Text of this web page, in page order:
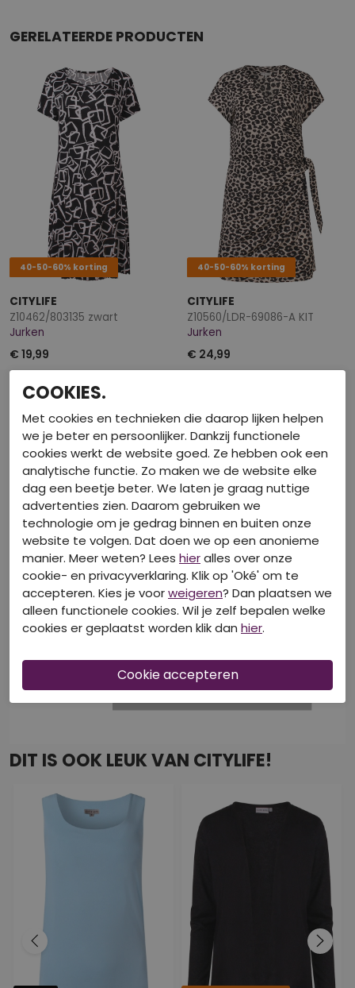
GERELATEERDE PRODUCTEN
40-50-60% korting
CITYLIFE
Z10462/803135 zwart
Jurken
€ 19,99
40-50-60% korting
CITYLIFE
Z10560/LDR-69086-A KIT
Jurken
€ 24,99
DIT IS OOK LEUK VAN CITYLIFE!
COOKIES.
Met cookies en technieken die daarop lijken helpen
we je beter en persoonlijker. Dankzij functionele
cookies werkt de website goed. Ze hebben ook een
analytische functie. Zo maken we de website elke
dag een beetje beter. We laten je graag nuttige
advertenties zien. Daarom gebruiken we
technologie om je gedrag binnen en buiten onze
website te volgen. Dat doen we op een anonieme
manier. Meer weten? Lees hieralles over onze
cookie- en privacyverklaring. Klik op 'Oké' om te
accepteren. Kies je voorweigeren? Dan plaatsen we
alleen functionele cookies. Wil je zelf bepalen welke
cookies er geplaatst worden klik dan hier.